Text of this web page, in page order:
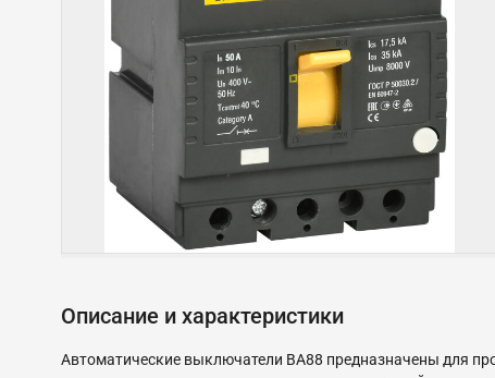
Описание и характеристики
Автоматические выключатели ВА88 предназначены для